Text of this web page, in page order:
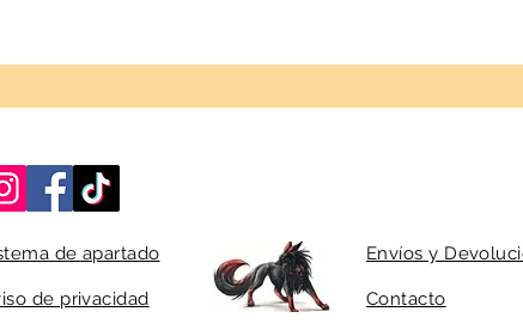
de apartado
de privacidad
Envíos y
Contacto